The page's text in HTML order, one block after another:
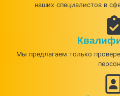
наших специалистов в
Мы предлагаем только